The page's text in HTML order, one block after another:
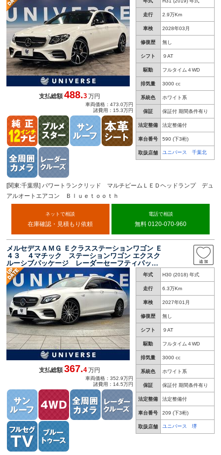
ィパッケージ 純正２０インチアルミ 全席シー
トヒーター パワーシート
走行 2.9万Km
車検 2028年03月
修復歴 無し
シフト ９AT
駆動 フルタイム４WD
排気量 3000 cc
系統色 ホワイト系
保証 保証付 期間条件有り
法定整備 法定整備付
車台番号 590 (下3桁)
取扱店舗 ユニバース 千葉北
支払総額488.3 万円
車両価格：473.0万円
諸費用：15.3万円
[関東:千葉県] パワートランクリッド マルチビームＬＥＤヘッドランプ デュ
アルオートエアコン Ｂｌｕｅｔｏｏｔｈ
ネットで相談
在庫確認・見積もり依頼
電話で相談
無料 0120-070-960
メルセデスＡＭＧ Ｅクラスステーションワゴン Ｅ
４３ ４マチック ステーションワゴン エクスク
ルーシブパッケージ レーダーセーフティパッケ
ージ クリアランスソナー アダプティブハイビ
ームアシストプラス マルチビームＬＥＤヘッド
ライト ナッパ革シート 全席シートヒーター
全方位カメラ
年式 H30 (2018) 年式
走行 6.3万Km
車検 2027年01月
修復歴 無し
シフト ９AT
駆動 フルタイム４WD
排気量 3000 cc
系統色 ホワイト系
保証 保証付 期間条件有り
法定整備 法定整備付
車台番号 209 (下3桁)
取扱店舗 ユニバース 堺
支払総額367.4 万円
車両価格：352.9万円
諸費用：14.5万円